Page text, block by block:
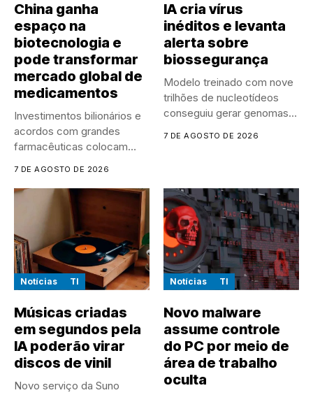
China ganha
espaço na
biotecnologia e
pode transformar
mercado global de
medicamentos
Investimentos bilionários e
acordos com grandes
farmacêuticas colocam
7 DE AGOSTO DE 2026
IA cria vírus
inéditos e levanta
alerta sobre
biossegurança
Modelo treinado com nove
trilhões de nucleotídeos
conseguiu gerar genomas
7 DE AGOSTO DE 2026
Notícias TI
Músicas criadas
em segundos pela
IA poderão virar
discos de vinil
Novo serviço da Suno
Notícias TI
Novo malware
assume controle
do PC por meio de
área de trabalho
oculta